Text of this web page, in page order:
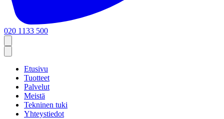
020 1133 500
Etusivu
Tuotteet
Palvelut
Meistä
Tekninen tuki
Yhteystiedot